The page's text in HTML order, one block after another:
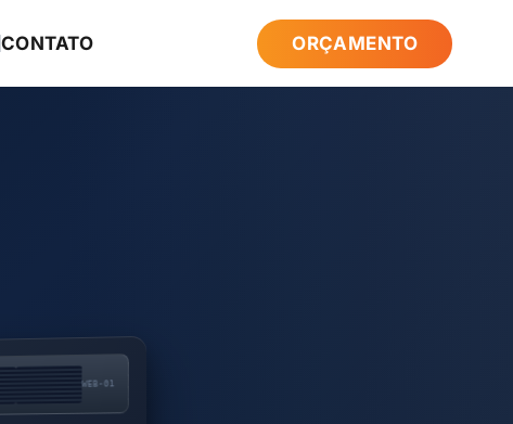
CONTATO ORÇAMENTO
WEB-01